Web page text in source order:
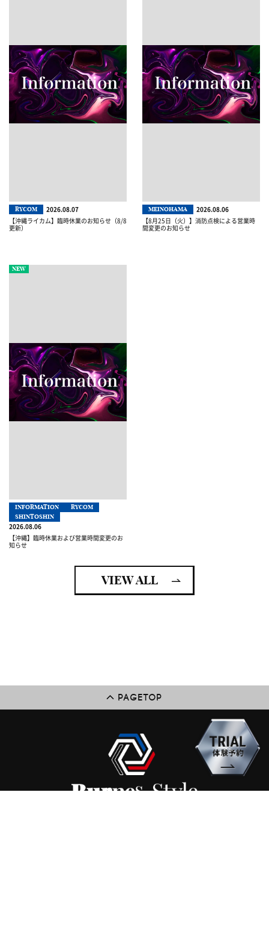
RYCOM
2026.08.07
【沖縄ライカム】臨時休業のお知らせ（8/8
更新）
MEINOHAMA
2026.08.06
【8月25日（火）】消防点検による営業時
間変更のお知らせ
NEW
INFORMATION
RYCOM
SHINTOSHIN
2026.08.06
【沖縄】臨時休業および営業時間変更のお
知らせ
VIEW ALL
PAGETOP